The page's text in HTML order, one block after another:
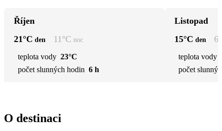
Říjen
21°C den 11 °C noc
teplota vody 23°C
počet slunných hodin 6 h
Listopad
15°C den 6
teplota vody
počet
O destinaci